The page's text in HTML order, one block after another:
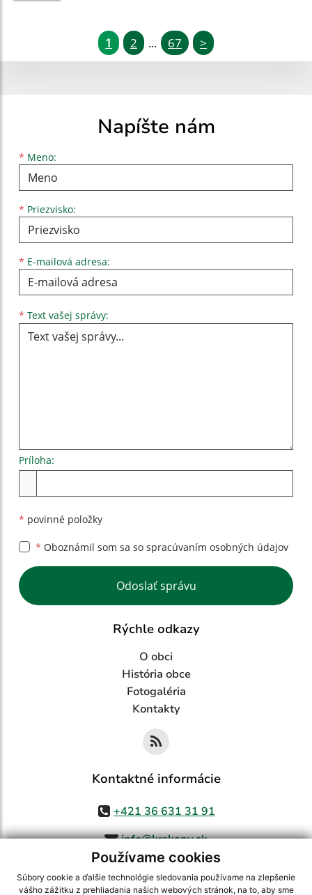
Používame cookies
Súbory cookie a ďalšie technológie sledovania používame na zlepšenie
vášho zážitku z prehliadania našich webových stránok, na to, aby sme
1 2 ... 67 >
Napíšte nám
* Meno:
Meno
* Priezvisko:
Priezvisko
* E-mailová adresa:
E-mailová adresa
* Text vašej správy:
Príloha:
* povinné položky
* Oboznámil som sa so spracúvaním osobných údajov
Google reCaptcha Response
Odoslať správu
Rýchle odkazy
O obci
História obce
Fotogaléria
Kontakty
Kontaktné informácie
+421 36 631 31 91
info@krskany.sk